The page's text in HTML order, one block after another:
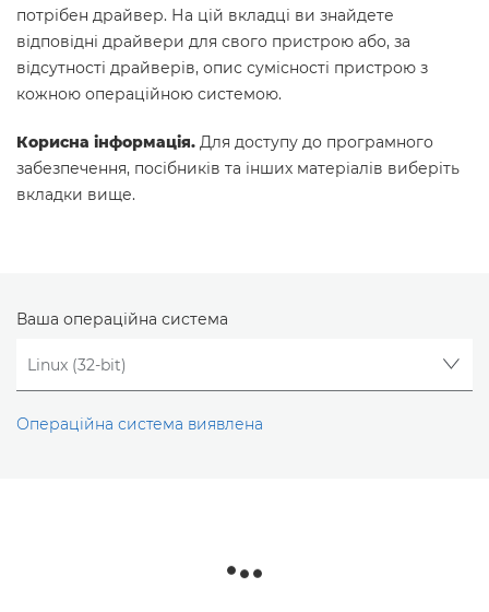
потрібен драйвер. На цій вкладці ви знайдете
відповідні драйвери для свого пристрою або, за
відсутності драйверів, опис сумісності пристрою з
кожною операційною системою.
Корисна інформація. Для доступу до програмного
забезпечення, посібників та інших матеріалів виберіть
вкладки вище.
Ваша операційна система
Операційна система виявлена